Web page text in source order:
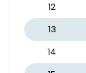
12
13
14